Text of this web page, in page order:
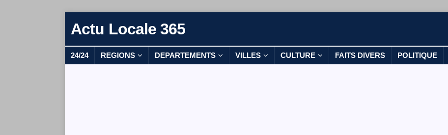
Actu Locale 365
24/24 REGIONS DEPARTEMENTS VILLES CULTURE FAITS DIVERS POLITIQUE